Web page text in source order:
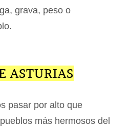
grava, peso o
ASTURIAS
pasar por alto que
más hermosos del